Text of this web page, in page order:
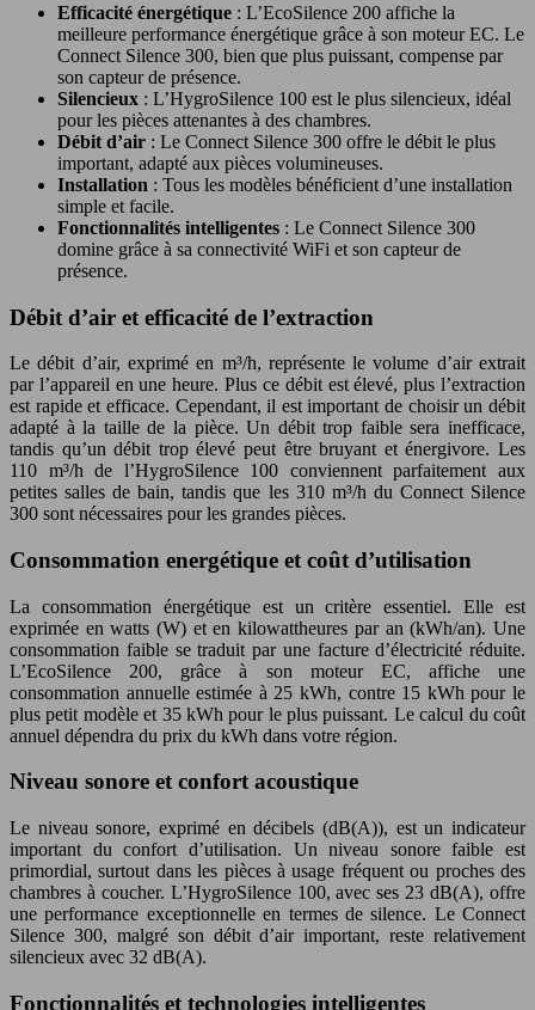
Efficacité énergétique : L’EcoSilence 200 affiche la
meilleure performance énergétique grâce à son moteur EC. Le
Connect Silence 300, bien que plus puissant, compense par
son capteur de présence.
Silencieux : L’HygroSilence 100 est le plus silencieux, idéal
pour les pièces attenantes à des chambres.
Débit d’air : Le Connect Silence 300 offre le débit le plus
important, adapté aux pièces volumineuses.
Installation : Tous les modèles bénéficient d’une installation
simple et facile.
Fonctionnalités intelligentes : Le Connect Silence 300
domine grâce à sa connectivité WiFi et son capteur de
présence.
Débit d’air et efficacité de l’extraction
Le débit d’air, exprimé en m³/h, représente le volume d’air extrait
par l’appareil en une heure. Plus ce débit est élevé, plus l’extraction
est rapide et efficace. Cependant, il est important de choisir un débit
adapté à la taille de la pièce. Un débit trop faible sera inefficace,
tandis qu’un débit trop élevé peut être bruyant et énergivore. Les
110 m³/h de l’HygroSilence 100 conviennent parfaitement aux
petites salles de bain, tandis que les 310 m³/h du Connect Silence
300 sont nécessaires pour les grandes pièces.
Consommation energétique et coût d’utilisation
La consommation énergétique est un critère essentiel. Elle est
exprimée en watts (W) et en kilowattheures par an (kWh/an). Une
consommation faible se traduit par une facture d’électricité réduite.
L’EcoSilence 200, grâce à son moteur EC, affiche une
consommation annuelle estimée à 25 kWh, contre 15 kWh pour le
plus petit modèle et 35 kWh pour le plus puissant. Le calcul du coût
annuel dépendra du prix du kWh dans votre région.
Niveau sonore et confort acoustique
Le niveau sonore, exprimé en décibels (dB(A)), est un indicateur
important du confort d’utilisation. Un niveau sonore faible est
primordial, surtout dans les pièces à usage fréquent ou proches des
chambres à coucher. L’HygroSilence 100, avec ses 23 dB(A), offre
une performance exceptionnelle en termes de silence. Le Connect
Silence 300, malgré son débit d’air important, reste relativement
silencieux avec 32 dB(A).
Fonctionnalités et technologies intelligentes